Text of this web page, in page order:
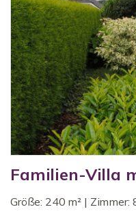
Familien-Villa
Größe: 240 m² | Zimmer: